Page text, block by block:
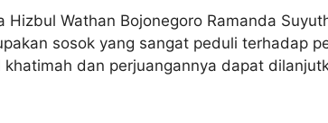
Hizbul Wathan Bojonegoro Ramanda
sosok yang sangat peduli terhadap
khatimah dan perjuangannya dapat